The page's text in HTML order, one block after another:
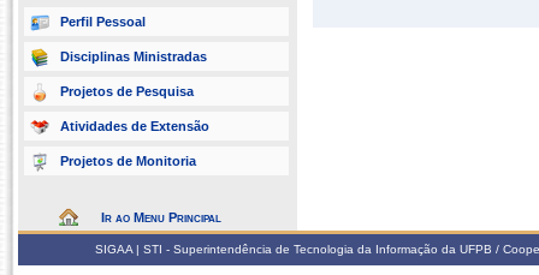
Perfil Pessoal
Disciplinas Ministradas
Projetos de Pesquisa
Atividades de Extensão
Projetos de Monitoria
Ir ao Menu Principal
SIGAA | STI - Superintendência de Tecnologia da Informação da UFPB /